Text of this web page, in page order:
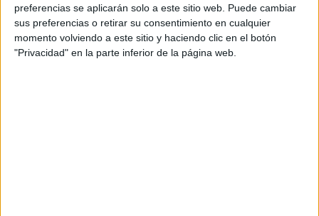
preferencias se aplicarán solo a este sitio web. Puede cambiar
sus preferencias o retirar su consentimiento en cualquier
momento volviendo a este sitio y haciendo clic en el botón
"Privacidad" en la parte inferior de la página web.
La entrada será completamente gratuita y durante la
velada se ofrecerándos visitas guiadas, previstas para
las19:30 y las 21:00 horas.